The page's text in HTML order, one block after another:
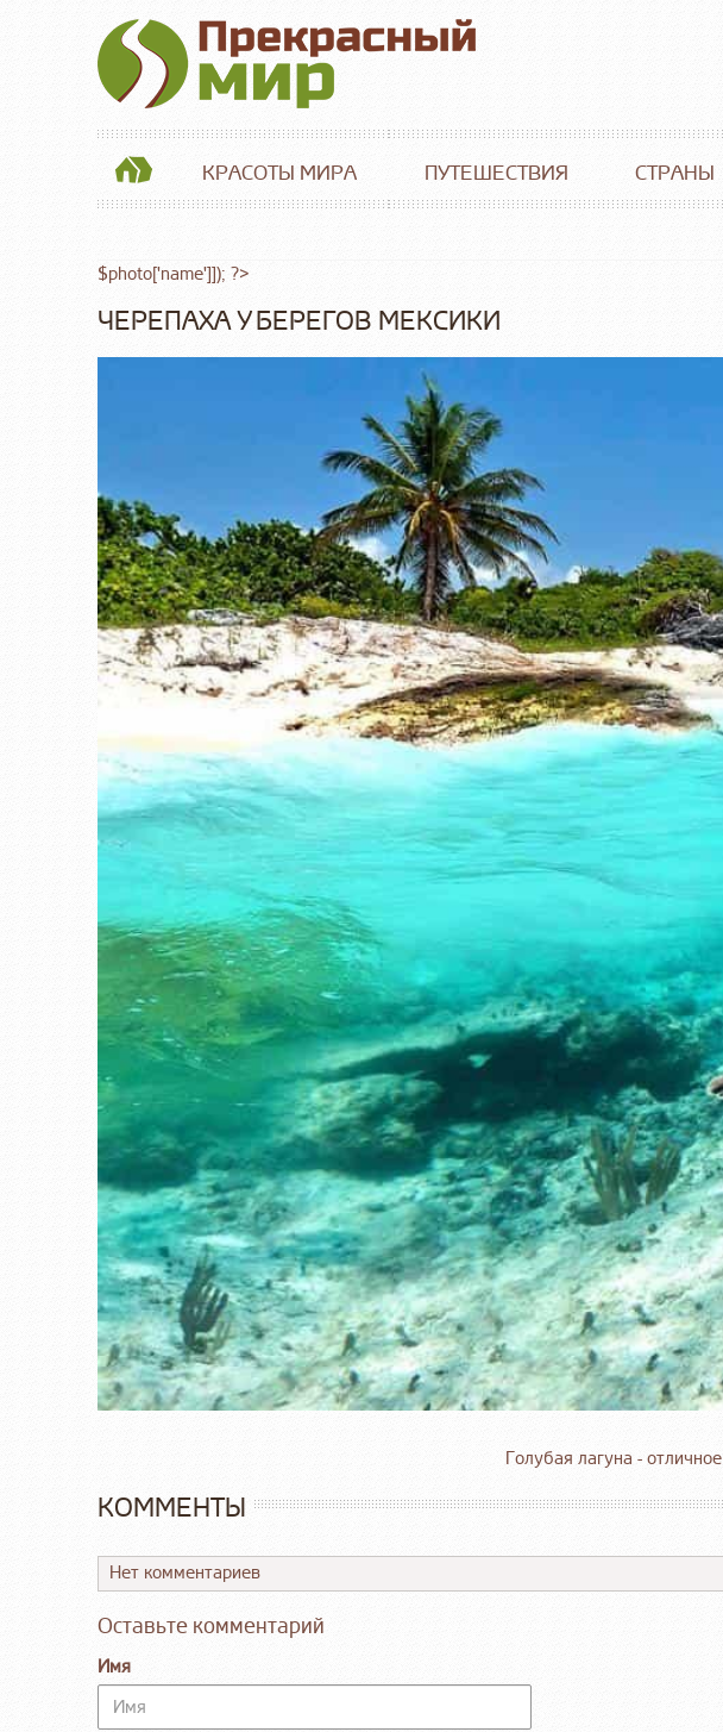
КРАСОТЫ МИРА ПУТЕШЕСТВИЯ СТРАНЫ
$photo['name']]); ?>
ЧЕРЕПАХА У БЕРЕГОВ МЕКСИКИ
Голубая лагуна -
КОММЕНТЫ
Нет комментариев
Оставьте комментарий
Имя